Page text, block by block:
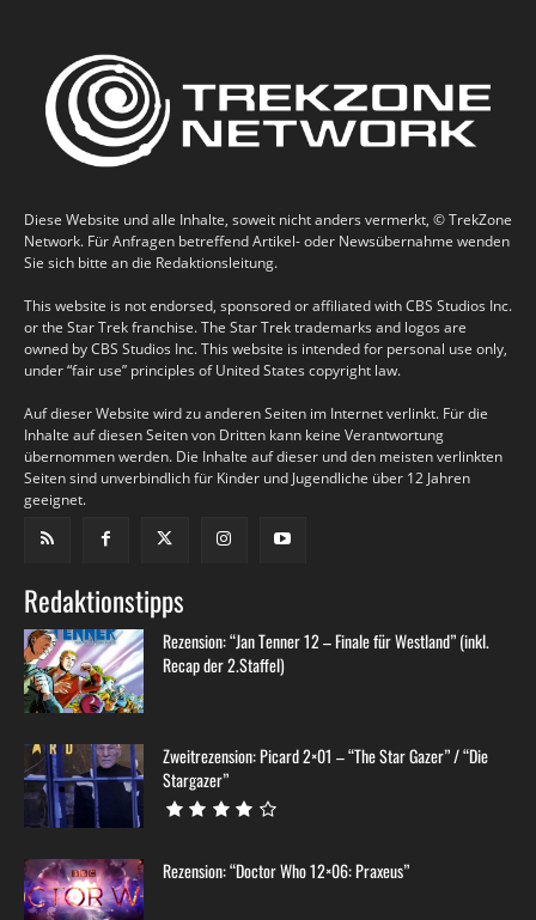
Diese Website und alle Inhalte, soweit nicht anders vermerkt, © TrekZone
Network. Für Anfragen betreffend Artikel- oder Newsübernahme wenden
Sie sich bitte an die Redaktionsleitung.
This website is not endorsed, sponsored or affiliated with CBS Studios Inc.
or the Star Trek franchise. The Star Trek trademarks and logos are
owned by CBS Studios Inc. This website is intended for personal use only,
under “fair use” principles of United States copyright law.
Auf dieser Website wird zu anderen Seiten im Internet verlinkt. Für die
Inhalte auf diesen Seiten von Dritten kann keine Verantwortung
übernommen werden. Die Inhalte auf dieser und den meisten verlinkten
Seiten sind unverbindlich für Kinder und Jugendliche über 12 Jahren
geeignet.
Redaktionstipps
Rezension: “Jan Tenner 12 – Finale für Westland” (inkl.
Recap der 2.Staffel)
Zweitrezension: Picard 2×01 – “The Star Gazer” / “Die
Stargazer”
Rezension: “Doctor Who 12×06: Praxeus”